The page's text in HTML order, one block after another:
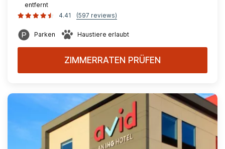
entfernt
4.41
(597 reviews)
Parken Haustiere erlaubt
ZIMMERRATEN PRÜFEN